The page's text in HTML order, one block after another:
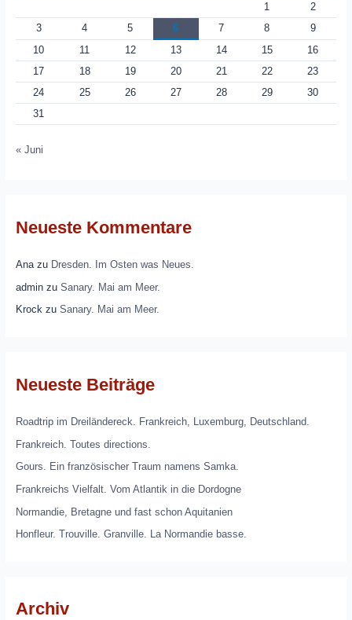
1
2
3
4 5 6 7 8
9
10
11 12 13 14 15
16
17
18 19 20 21 22
23
24
25 26 27 28 29
30
31
« Juni
Neueste Kommentare
Anazu Dresden. Im Osten was Neues.
adminzu Sanary. Mai am Meer.
Krockzu Sanary. Mai am Meer.
Neueste Beiträge
Roadtrip im Dreiländereck. Frankreich, Luxemburg, Deutschland.
Frankreich. Toutes directions.
Gours. Ein französischer Traum namens Samka.
Frankreichs Vielfalt. Vom Atlantik in die Dordogne
Normandie, Bretagne und fast schon Aquitanien
Honfleur. Trouville. Granville. La Normandie basse.
Archiv